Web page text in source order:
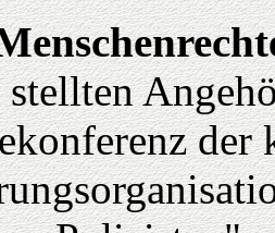
stellten